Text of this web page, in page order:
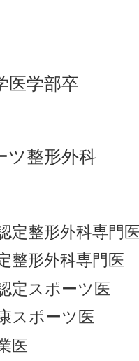
学部卒
ツ整形外科
定整形外科専門
整形外科専門医
定スポーツ医
スポーツ医
医